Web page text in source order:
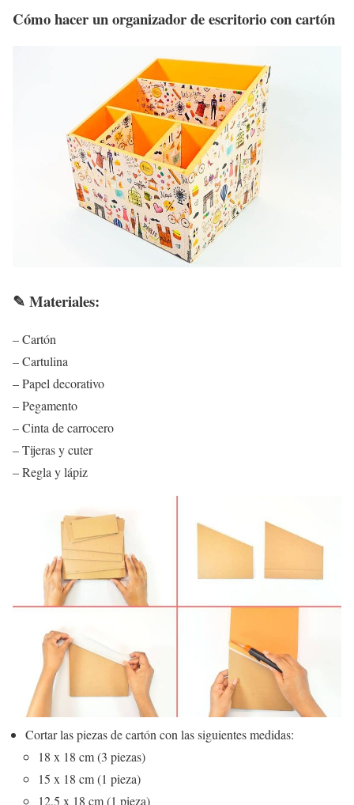
Cómo hacer un organizador de escritorio con cartón
✎ Materiales:
– Cartón
– Cartulina
– Papel decorativo
– Pegamento
– Cinta de carrocero
– Tijeras y cuter
– Regla y lápiz
Cortar las piezas de cartón con las siguientes medidas:
18 x 18 cm (3 piezas)
15 x 18 cm (1 pieza)
12,5 x 18 cm (1 pieza)